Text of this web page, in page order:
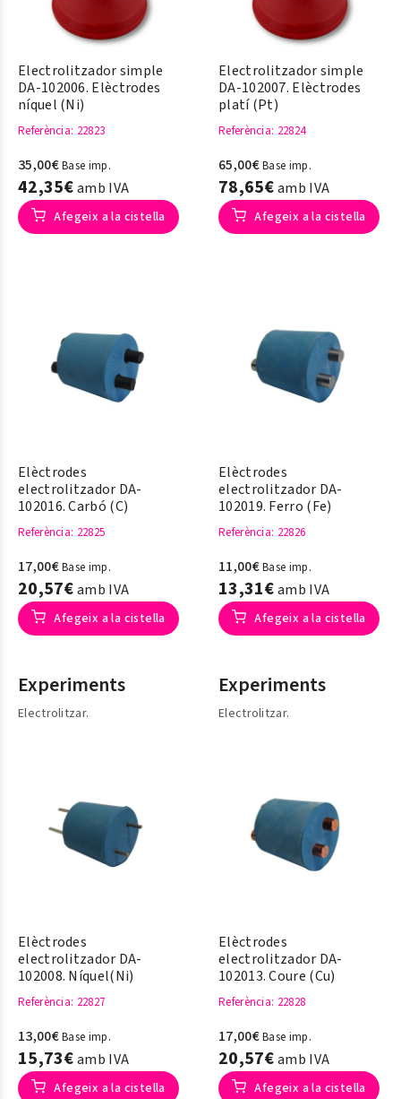
Electrolitzador simple
DA-102006. Elèctrodes
níquel (Ni)
Referència: 22823
35,00€Base imp.
42,35€amb IVA
Afegeix a la cistella
Electrolitzador simple
DA-102007. Elèctrodes
platí (Pt)
Referència: 22824
65,00€Base imp.
78,65€amb IVA
Afegeix a la cistella
Elèctrodes
electrolitzador DA-
102016. Carbó (C)
Referència: 22825
17,00€Base imp.
20,57€amb IVA
Afegeix a la cistella
Experiments
Electrolitzar.
Elèctrodes
electrolitzador DA-
102019. Ferro (Fe)
Referència: 22826
11,00€Base imp.
13,31€amb IVA
Afegeix a la cistella
Experiments
Electrolitzar.
Elèctrodes
electrolitzador DA-
102008. Níquel(Ni)
Referència: 22827
13,00€Base imp.
15,73€amb IVA
Afegeix a la cistella
Elèctrodes
electrolitzador DA-
102013. Coure (Cu)
Referència: 22828
17,00€Base imp.
20,57€amb IVA
Afegeix a la cistella